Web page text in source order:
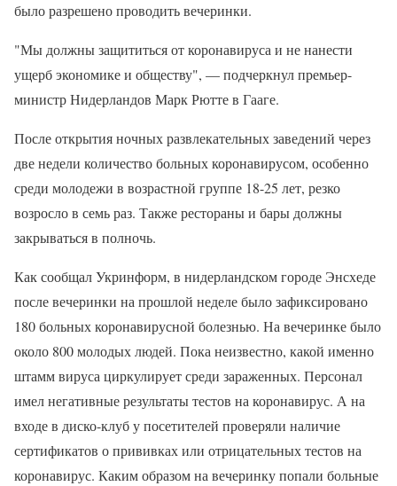
было разрешено проводить вечеринки.
"Мы должны защититься от коронавируса и не нанести
ущерб экономике и обществу", — подчеркнул премьер-
министр Нидерландов Марк Рютте в Гааге.
После открытия ночных развлекательных заведений через
две недели количество больных коронавирусом, особенно
среди молодежи в возрастной группе 18-25 лет, резко
возросло в семь раз. Также рестораны и бары должны
закрываться в полночь.
Как сообщал Укринформ, в нидерландском городе Энсхеде
после вечеринки на прошлой неделе было зафиксировано
180 больных коронавирусной болезнью. На вечеринке было
около 800 молодых людей. Пока неизвестно, какой именно
штамм вируса циркулирует среди зараженных. Персонал
имел негативные результаты тестов на коронавирус. А на
входе в диско-клуб у посетителей проверяли наличие
сертификатов о прививках или отрицательных тестов на
коронавирус. Каким образом на вечеринку попали больные